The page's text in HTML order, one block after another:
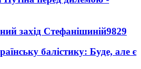
захід Стефанішиній9829
балістику: Буде, але є